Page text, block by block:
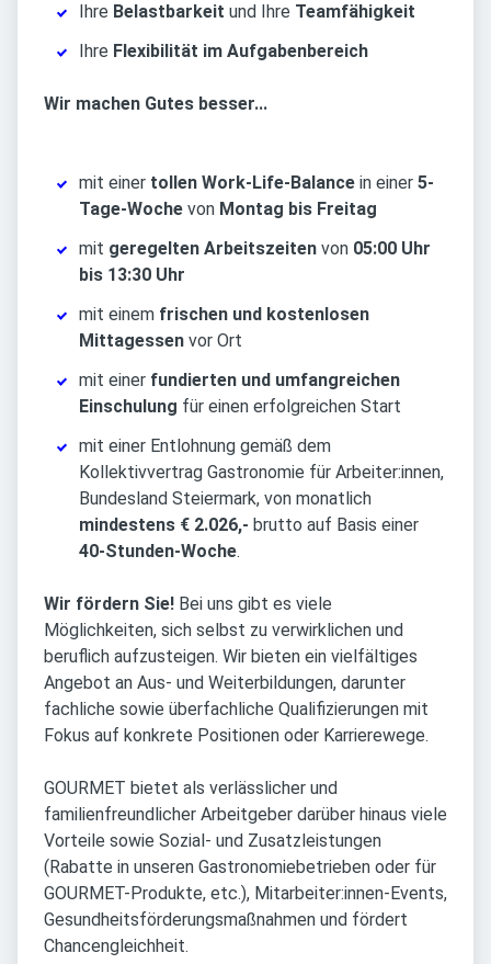
Ihre Belastbarkeit und Ihre Teamfähigkeit
Ihre Flexibilität im Aufgabenbereich
Wir machen Gutes besser...
mit einer tollen Work-Life-Balance in einer 5-
Tage-Woche von Montag bis Freitag
mit geregelten Arbeitszeiten von 05:00 Uhr
bis 13:30 Uhr
mit einem frischen und kostenlosen
Mittagessen vor Ort
mit einer fundierten und umfangreichen
Einschulung für einen erfolgreichen Start
mit einer Entlohnung gemäß dem
Kollektivvertrag Gastronomie für Arbeiter:innen,
Bundesland Steiermark, von monatlich
mindestens € 2.026,- brutto auf Basis einer
40-Stunden-Woche.
Wir fördern Sie! Bei uns gibt es viele
Möglichkeiten, sich selbst zu verwirklichen und
beruflich aufzusteigen. Wir bieten ein vielfältiges
Angebot an Aus- und Weiterbildungen, darunter
fachliche sowie überfachliche Qualifizierungen mit
Fokus auf konkrete Positionen oder Karrierewege.
GOURMET bietet als verlässlicher und
familienfreundlicher Arbeitgeber darüber hinaus viele
Vorteile sowie Sozial- und Zusatzleistungen
(Rabatte in unseren Gastronomiebetrieben oder für
GOURMET-Produkte, etc.), Mitarbeiter:innen-Events,
Gesundheitsförderungsmaßnahmen und fördert
Chancengleichheit.